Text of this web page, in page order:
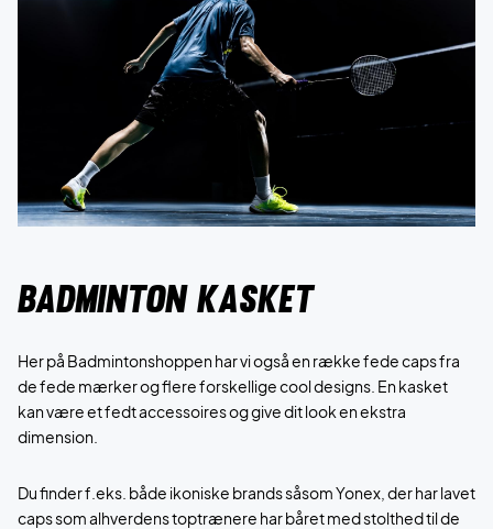
Badminton kasket
Her på Badmintonshoppen har vi også en række fede caps fra
de fede mærker og flere forskellige cool designs. En kasket
kan være et fedt accessoires og give dit look en ekstra
dimension.
Du finder f.eks. både ikoniske brands såsom Yonex, der har lavet
caps som alhverdens toptrænere har båret med stolthed til de